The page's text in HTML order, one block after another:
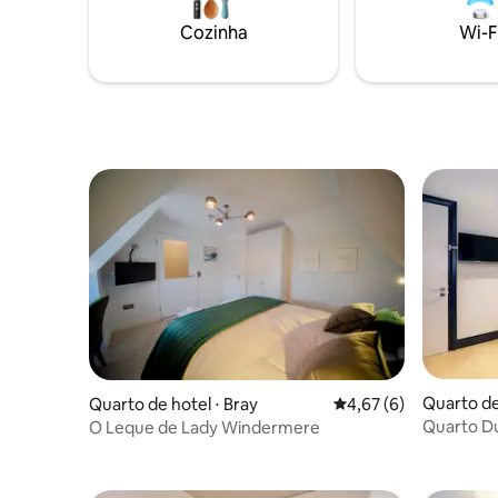
custo
Cozinha Wi-
Quarto de hotel ⋅ Bray 4,67 de uma
4,67 (6)
O Leque de Lady Windermere
Quarto
Quarto